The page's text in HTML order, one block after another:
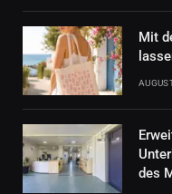
Mit
des